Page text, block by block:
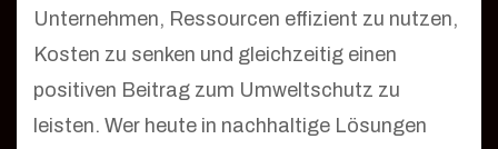
Unternehmen, Ressourcen effizient zu nutzen,
Kosten zu senken und gleichzeitig einen
positiven Beitrag zum Umweltschutz zu
leisten. Wer heute in nachhaltige Lösungen